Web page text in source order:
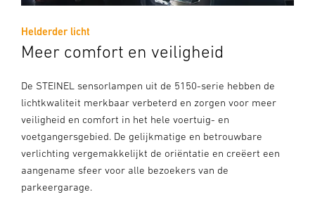
Helderder licht
Meer comfort en veiligheid
De STEINEL sensorlampen uit de 5150-serie hebben de
lichtkwaliteit merkbaar verbeterd en zorgen voor meer
veiligheid en comfort in het hele voertuig- en
voetgangersgebied. De gelijkmatige en betrouwbare
verlichting vergemakkelijkt de oriëntatie en creëert een
aangename sfeer voor alle bezoekers van de
parkeergarage.